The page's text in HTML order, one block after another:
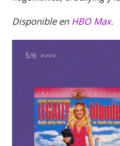
Disponible enHBO Max.